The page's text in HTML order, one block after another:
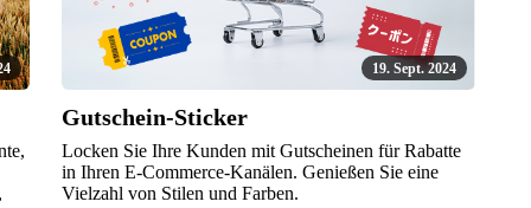
19. Sept. 2024
Gutschein-Sticker
Locken Sie Ihre Kunden mit Gutscheinen für Rabatte
in Ihren E-Commerce-Kanälen. Genießen Sie eine
Vielzahl von Stilen und Farben.